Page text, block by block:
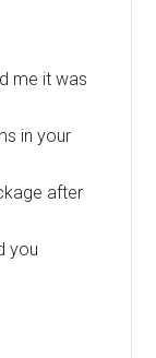
me it was
in your
after
you